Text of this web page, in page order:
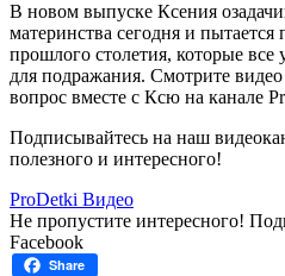
В новом выпуске Ксения
материнства сегодня и
прошлого столетия, которые
для подражания. Смотрите
вопрос вместе с Ксю на канале
Подписывайтесь на наш
полезного и интересного!
ProDetki Видео
Не пропустите интересного!
Facebook
Share